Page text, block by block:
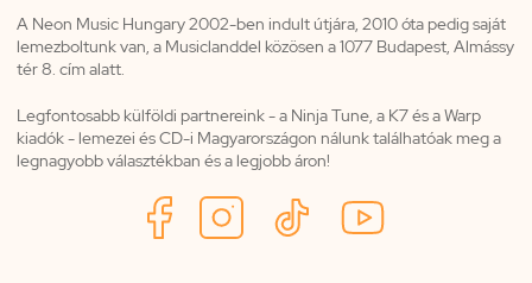
A Neon Music Hungary 2002-ben indult útjára, 2010 óta pedig saját
lemezboltunk van, a Musiclanddel közösen a 1077 Budapest, Almássy
tér 8. cím alatt.
Legfontosabb külföldi partnereink - a Ninja Tune, a K7 és a Warp
kiadók - lemezei és CD-i Magyarországon nálunk találhatóak meg a
legnagyobb választékban és a legjobb áron!